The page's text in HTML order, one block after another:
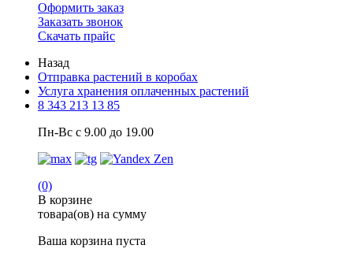
Оформить заказ
Заказать звонок
Скачать прайс
Назад
Отправка растений в коробах
Услуга хранения оплаченных растений
8 343 213 13 85
Пн-Вс с 9.00 до 19.00
(0)
В корзине
товара(ов) на сумму
Ваша корзина пуста